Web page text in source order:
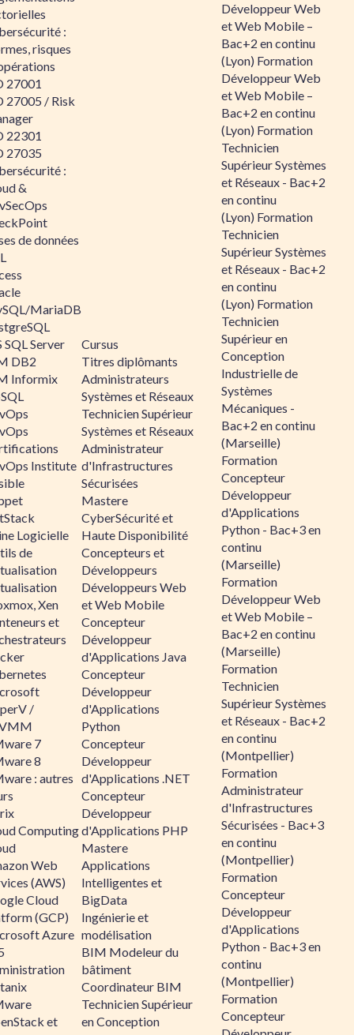
:
risques
27001
27005 / Risk
22301
27035
:
&
de données
MariaDB
SQL Server
DB2
Informix
Institute
Logicielle
de
Xen
et
/
7
8
: autres
Computing
Web
(AWS)
Cloud
(GCP)
Azure
et
Cursus
Titres diplômants
Administrateurs
Systèmes et Réseaux
Technicien Supérieur
Systèmes et Réseaux
Administrateur
d'Infrastructures
Sécurisées
Mastere
CyberSécurité et
Haute Disponibilité
Concepteurs et
Développeurs
Développeurs Web
et Web Mobile
Concepteur
Développeur
d'Applications Java
Concepteur
Développeur
d'Applications
Python
Concepteur
Développeur
d'Applications .NET
Concepteur
Développeur
d'Applications PHP
Mastere
Applications
Intelligentes et
BigData
Ingénierie et
modélisation
BIM Modeleur du
bâtiment
Coordinateur BIM
Technicien Supérieur
en Conception
Développeur Web
et Web Mobile –
Bac+2 en continu
(Lyon) Formation
Développeur Web
et Web Mobile –
Bac+2 en continu
(Lyon) Formation
Technicien
Supérieur Systèmes
et Réseaux - Bac+2
en continu
(Lyon) Formation
Technicien
Supérieur Systèmes
et Réseaux - Bac+2
en continu
(Lyon) Formation
Technicien
Supérieur en
Conception
Industrielle de
Systèmes
Mécaniques -
Bac+2 en continu
(Marseille)
Formation
Concepteur
Développeur
d'Applications
Python - Bac+3 en
continu
(Marseille)
Formation
Développeur Web
et Web Mobile –
Bac+2 en continu
(Marseille)
Formation
Technicien
Supérieur Systèmes
et Réseaux - Bac+2
en continu
(Montpellier)
Formation
Administrateur
d'Infrastructures
Sécurisées - Bac+3
en continu
(Montpellier)
Formation
Concepteur
Développeur
d'Applications
Python - Bac+3 en
continu
(Montpellier)
Formation
Concepteur